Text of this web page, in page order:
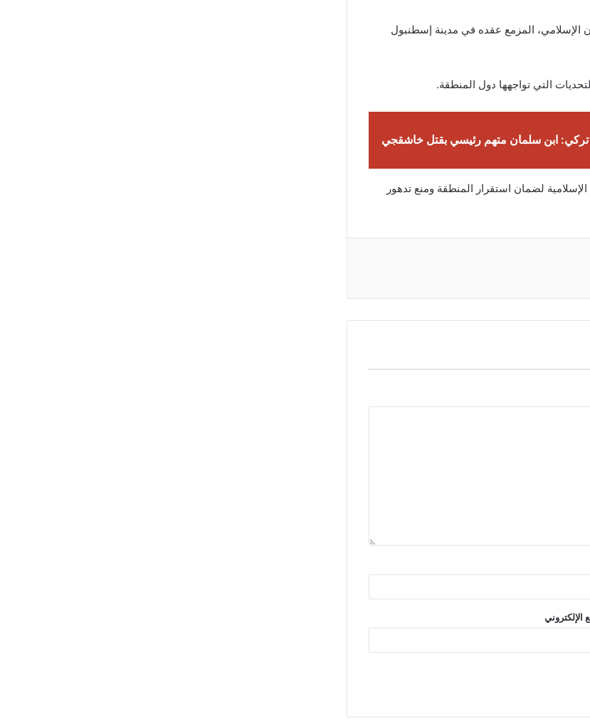
الإسلامي، المزمع عقده في مدينة إسطنبول
التي تواجهها دول المنطقة.
ابن سلمان متهم رئيسي بقتل خاشقجي
لضمان استقرار المنطقة ومنع تدهور
الإلكتروني